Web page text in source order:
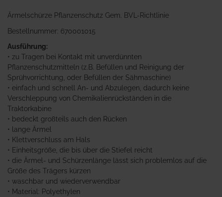
Ärmelschürze Pflanzenschutz Gem. BVL-Richtlinie
Bestellnummer: 670001015
Ausführung:
• zu Tragen bei Kontakt mit unverdünnten
Pflanzenschutzmitteln (z.B. Befüllen und Reinigung der
Sprühvorrichtung, oder Befüllen der Sähmaschine)
• einfach und schnell An- und Abzulegen, dadurch keine
Verschleppung von Chemikalienrückständen in die
Traktorkabine
• bedeckt großteils auch den Rücken
• lange Ärmel
• Klettverschluss am Hals
• Einheitsgröße, die bis über die Stiefel reicht
• die Ärmel- und Schürzenlänge lässt sich problemlos auf die
Größe des Trägers kürzen
• waschbar und wiederverwendbar
• Material: Polyethylen